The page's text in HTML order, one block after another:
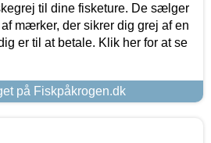
til dine fisketure. De sælger
mærker, der sikrer dig grej af en
er til at betale. Klik her for at se
på Fiskpåkrogen.dk